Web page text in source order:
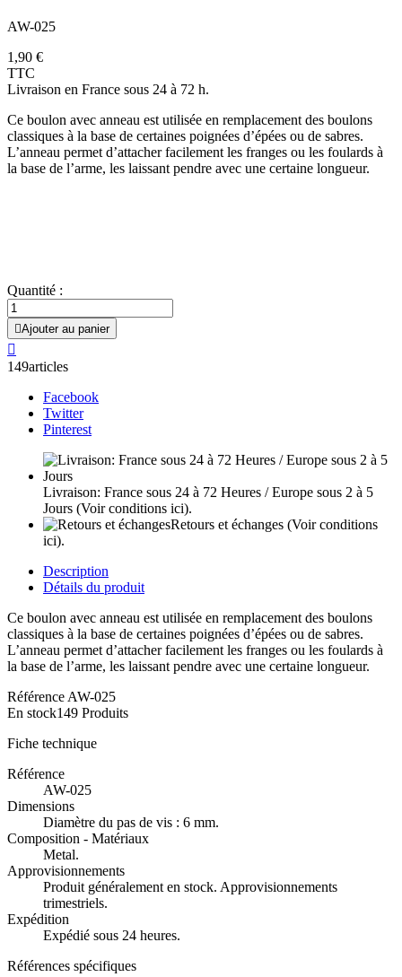
AW-025
1,90 €
TTC
Livraison en France sous 24 à 72 h.
Ce boulon avec anneau est utilisée en remplacement des boulons
classiques à la base de certaines poignées d’épées ou de sabres.
L’anneau permet d’attacher facilement les franges ou les foulards à
la base de l’arme, les laissant pendre avec une certaine longueur.
Quantité :
Ajouter au panier

149articles
Facebook
Twitter
Pinterest
Livraison: France sous 24 à 72 Heures / Europe sous 2 à 5
Jours (Voir conditions ici).
Retours et échanges (Voir conditions
ici).
Description
Détails du produit
Ce boulon avec anneau est utilisée en remplacement des boulons
classiques à la base de certaines poignées d’épées ou de sabres.
L’anneau permet d’attacher facilement les franges ou les foulards à
la base de l’arme, les laissant pendre avec une certaine longueur.
RéférenceAW-025
En stock149 Produits
Fiche technique
Référence
AW-025
Dimensions
Diamètre du pas de vis : 6 mm.
Composition - Matériaux
Metal.
Approvisionnements
Produit généralement en stock. Approvisionnements
trimestriels.
Expédition
Expédié sous 24 heures.
Références spécifiques